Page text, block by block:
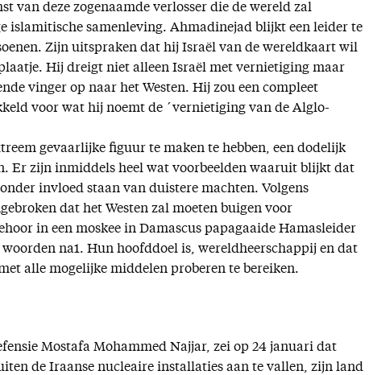
van deze zogenaamde verlosser die de wereld zal
islamitische samenleving. Ahmadinejad blijkt een leider te
Zijn uitspraken dat hij Israël van de wereldkaart wil
Hij dreigt niet alleen Israël met vernietiging maar
vinger op naar het Westen. Hij zou een compleet
voor wat hij noemt de ´vernietiging van de Alglo-
gevaarlijke figuur te maken te hebben, een dodelijk
Er zijn inmiddels heel wat voorbeelden waaruit blijkt dat
invloed staan van duistere machten. Volgens
dat het Westen zal moeten buigen voor
in een moskee in Damascus papagaaide Hamasleider
woorden na1. Hun hoofddoel is, wereldheerschappij en dat
alle mogelijke middelen proberen te bereiken.
Mostafa Mohammed Najjar, zei op 24 januari dat
de Iraanse nucleaire installaties aan te vallen, zijn land